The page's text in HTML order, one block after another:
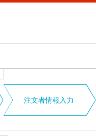
注文者情報入力